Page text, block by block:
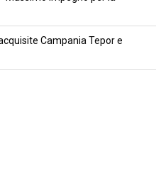
Campania Tepor e